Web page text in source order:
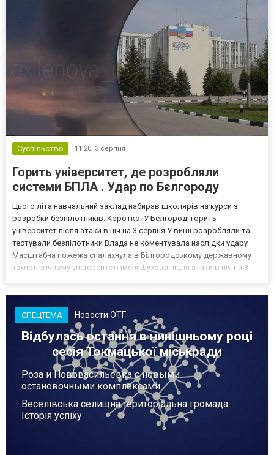
Суспільство 11:20, 3 серпня
Горить університет, де розробляли
системи БПЛА . Удар по Бєлгороду
Цього літа навчальний заклад набирав школярів на курси з
розробки безпілотників. Коротко: У Бєлгороді горить
університет після атаки в ніч на 3 серпня У виші розробляли та
тестували безпілотники Влада не коментувала наслідки удару
Масштабна пожежа спалахнула в Білгородському державному
технологічному університеті імені Шухова після атаки в ніч на 3
СПЕЦТЕМА Новости ОТГ
Відбулась остання в нинішньому році
сесія Токмацької міськради
Роза и Нововасильевка с новыми
остановочными комплексами
Веселівська селищна територіальна громада.
Історія успіху